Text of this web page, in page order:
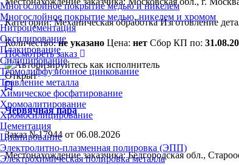
Многослойное покрытие медью и никелем
Многослойное покрытие медью, никелем и хромом
Нитроцементация
Оксидирование
Плакирование
Силицирование
Термодиффузионное цинкование
Травление металла
Химическое фосфатирование
Хромоалитирование
Хромосилицирование
Цементация
Цианирование
Электролитно-плазменная полировка (ЭПП)
Электрохимическая полировка металла
Категории:Механическая обработка Изготовление
Количество:не указано Цена: нет Сбор КП по:
Посмотреть заказ
Открыт
Червячная пара
Заказ №17944 от 06.08.2026
Местонахождение заказчика: Белгородская обл.,